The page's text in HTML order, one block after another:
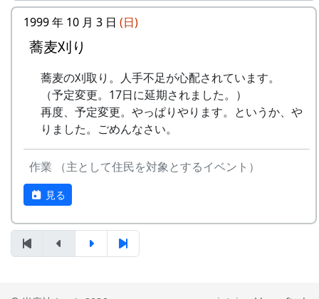
こんなもんです。写真を見てもらうと一番よくわ
かる。山肌を切り開いて作られた「段々畑」のよ
うな田んぼです。
岩座神には、大小あわせて465枚の棚田がありま
す。
そして、全国棚田サミットに参加した木原博さん
の話によると、「岩座神の棚田みたいに石垣がシ
ャキッとして奇麗なやつは珍しいんじゃ」という
事です。石垣の高さは平均 2 m、高いところで 5
ぼるそうです。
午前中は枝葉に勢いがあって光っているが、午後
になると急に勢いがなくなり、光沢もあせてしま
うと言われている。
其の参 唐滝
注連縄作り
村老人会の指導のもと、棚田オーナ
予定がころころと変更されたような気がします
が、気のせいでしょうか。
NASAのスペースシャトルですら、天候で打上げ
予定が変わります。ましてや、お天気まかせの農
作物が相手ですから、これぐらいは誤差の範囲と
いうことで、どうか大目に見てください。
1999 年 10 月 3 日 (日)
蕎麦刈り
蕎麦の刈取り。人手不足が心配されています。
（予定変更。17日に延期されました。）
再度、予定変更。やっぱりやります。というか、や
りました。ごめんなさい。
作業 （主として住民を対象とするイベント）
見る